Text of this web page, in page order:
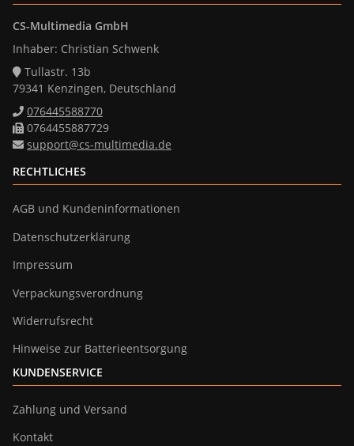
CS-Multimedia GmbH
Inhaber: Christian Schwenk
Tullastr. 13b
79341 Kenzingen, Deutschland
076445588770
0764455887729
support@cs-multimedia.de
RECHTLICHES
AGB und Kundeninformationen
Datenschutzerklärung
Impressum
Verpackungsverordnung
Widerrufsrecht
Hinweise zur Batterieentsorgung
KUNDENSERVICE
Zahlung und Versand
Kontakt